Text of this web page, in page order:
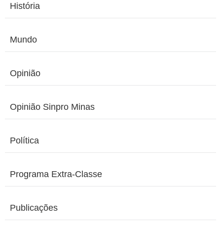
História
Mundo
Opinião
Opinião Sinpro Minas
Política
Programa Extra-Classe
Publicações